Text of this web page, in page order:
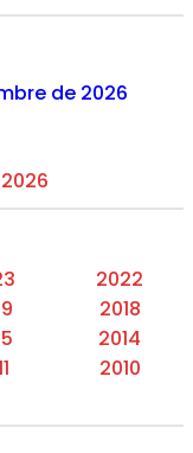
2022
2018
2014
2010